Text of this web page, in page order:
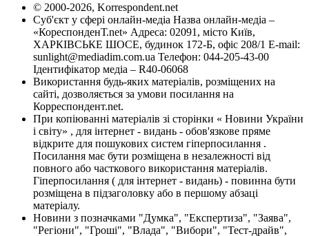
© 2000-2026, Korrespondent.net
Суб'єкт у сфері онлайн-медіа Назва онлайн-медіа –
«КореспонденТ.net» Адреса: 02091, місто Київ,
ХАРКІВСЬКЕ ШОСЕ, будинок 172-Б, офіс 208/1 E-mail:
sunlight@mediadim.com.ua Телефон: 044-205-43-00
Ідентифікатор медіа – R40-06068
Використання будь-яких матеріалів, розміщених на
сайті, дозволяється за умови посилання на
Корреспондент.net.
При копіюванні матеріалів зі сторінки « Новини України
і світу» , для інтернет - видань - обов'язкове пряме
відкрите для пошукових систем гіперпосилання .
Посилання має бути розміщена в незалежності від
повного або часткового використання матеріалів.
Гіперпосилання ( для інтернет - видань) - повинна бути
розміщена в підзаголовку або в першому абзаці
матеріалу.
Новини з позначками "Думка", "Експертиза", "Заява",
"Регіони", "Гроші", "Влада", "Вибори", "Тест-драйв",